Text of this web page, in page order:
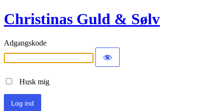
Christinas Guld & Sølv
Adgangskode
Husk mig